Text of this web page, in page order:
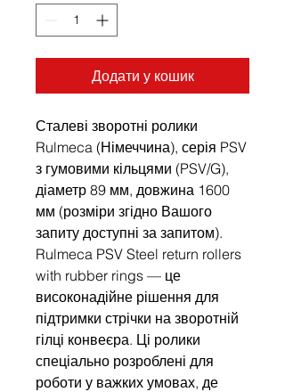
Додати у кошик
Сталеві зворотні ролики
Rulmeca (Німеччина), серія PSV
з гумовими кільцями (PSV/G),
діаметр 89 мм, довжина 1600
мм (розміри згідно Вашого
запиту доступні за запитом).
Rulmeca PSV Steel return rollers
with rubber rings — це
високонадійне рішення для
підтримки стрічки на зворотній
гілці конвеєра. Ці ролики
спеціально розроблені для
роботи у важких умовах, де